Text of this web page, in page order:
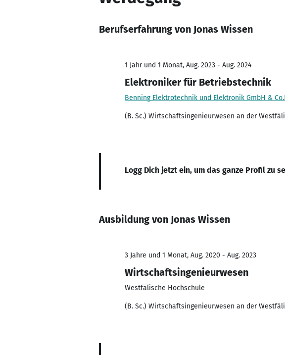
Berufserfahrung von Jonas Wissen
1 Jahr und 1 Monat, Aug. 2023 - Aug. 2024
Elektroniker für Betriebstechnik
Benning Elektrotechnik und Elektronik GmbH &
(B. Sc.) Wirtschaftsingenieurwesen an der
Logg Dich jetzt ein, um das ganze Profil zu
Ausbildung von Jonas Wissen
3 Jahre und 1 Monat, Aug. 2020 - Aug. 2023
Wirtschaftsingenieurwesen
Westfälische Hochschule
(B. Sc.) Wirtschaftsingenieurwesen an der